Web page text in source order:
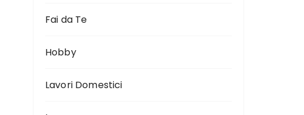
Fai da Te
Hobby
Lavori Domestici